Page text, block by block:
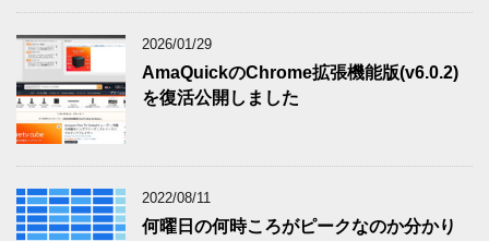
2026/01/29
AmaQuickのChrome拡張機能版(v6.0.2)
を復活公開しました
2022/08/11
何曜日の何時ころがピークなのか分かり